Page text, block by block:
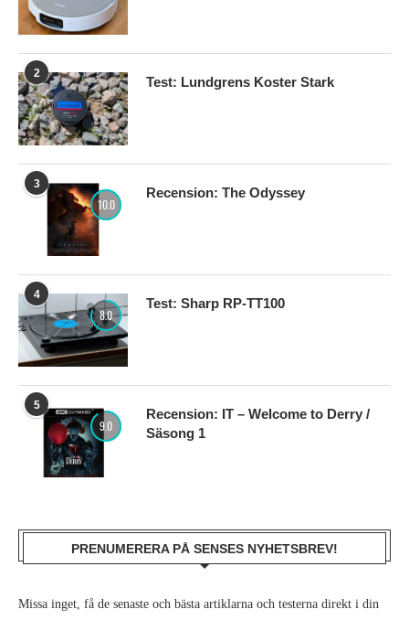
2
Test: Lundgrens Koster Stark
3
10.0
Recension: The Odyssey
4
8.0
Test: Sharp RP-TT100
5
9.0
Recension: IT – Welcome to Derry /
Säsong 1
PRENUMERERA PÅ SENSES NYHETSBREV!
Missa inget, få de senaste och bästa artiklarna och testerna direkt i din